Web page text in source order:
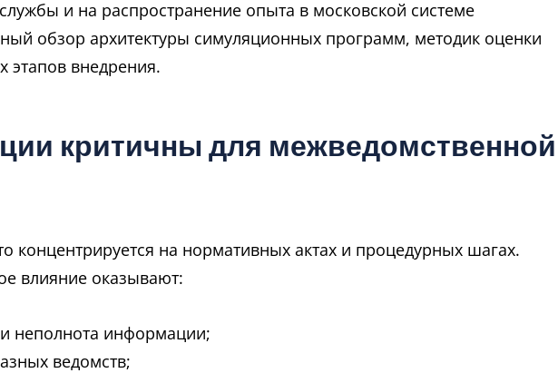
и на распространение опыта в московской системе
обзор архитектуры симуляционных программ, методик оценки
этапов внедрения.
критичны для межведомственной
концентрируется на нормативных актах и процедурных шагах.
влияние оказывают:
неполнота информации;
ведомств;